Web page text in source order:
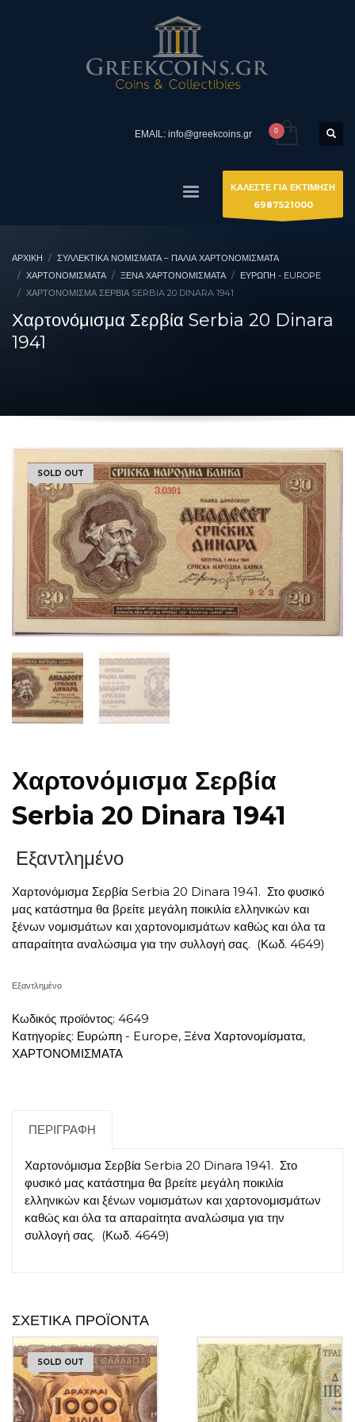
EMAIL: info@greekcoins.gr
ΚΑΛΕΣΤΕ ΓΙΑ ΕΚΤΙΜΗΣΗ
6987521000
ΑΡΧΙΚΉ
ΣΥΛΛΕΚΤΙΚΆ ΝΟΜΊΣΜΑΤΑ – ΠΑΛΙΆ ΧΑΡΤΟΝΟΜΊΣΜΑΤΑ
ΧΑΡΤΟΝΟΜΙΣΜΑΤΑ
ΞΈΝΑ ΧΑΡΤΟΝΟΜΊΣΜΑΤΑ
ΕΥΡΏΠΗ - EUROPE
ΧΑΡΤΟΝΌΜΙΣΜΑ ΣΕΡΒΊΑ SERBIA 20 DINARA 1941
Χαρτονόμισμα Σερβία Serbia 20 Dinara
1941
SOLD OUT
Χαρτονόμισμα Σερβία
Serbia 20 Dinara 1941
Εξαντλημένο
Χαρτονόμισμα Σερβία Serbia 20 Dinara 1941. Στο φυσικό
μας κατάστημα θα βρείτε μεγάλη ποικιλία ελληνικών και
ξένων νομισμάτων και χαρτονομισμάτων καθώς και όλα τα
απαραίτητα αναλώσιμα για την συλλογή σας. (Κωδ. 4649)
Εξαντλημένο
Κωδικός προϊόντος: 4649
Κατηγορίες: Ευρώπη - Europe, Ξένα Χαρτονομίσματα,
ΧΑΡΤΟΝΟΜΙΣΜΑΤΑ
ΠΕΡΙΓΡΑΦΉ
Χαρτονόμισμα Σερβία Serbia 20 Dinara 1941. Στο
φυσικό μας κατάστημα θα βρείτε μεγάλη ποικιλία
ελληνικών και ξένων νομισμάτων και χαρτονομισμάτων
καθώς και όλα τα απαραίτητα αναλώσιμα για την
συλλογή σας. (Κωδ. 4649)
ΣΧΕΤΙΚΆ ΠΡΟΪΌΝΤΑ
SOLD OUT